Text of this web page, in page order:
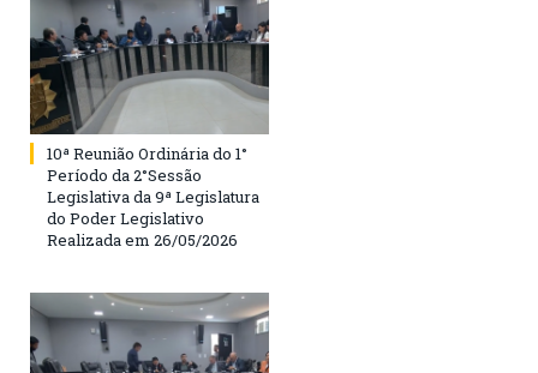
10ª Reunião Ordinária do 1°
Período da 2°Sessão
Legislativa da 9ª Legislatura
do Poder Legislativo
Realizada em 26/05/2026